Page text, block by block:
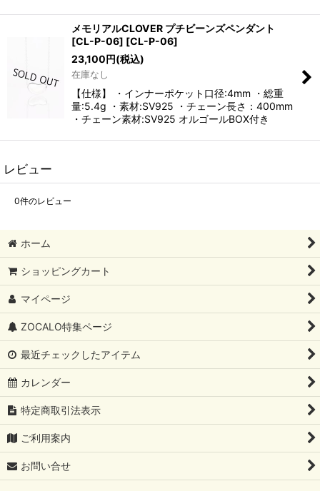
メモリアルCLOVER プチビーンズペンダント
[CL-P-06] [CL-P-06]
23,100円(税込)
在庫なし
【仕様】 ・インナーポケット口径:4mm ・総重
量:5.4g ・素材:SV925 ・チェーン長さ：400mm
・チェーン素材:SV925 オルゴールBOX付き
レビュー
0件のレビュー
ホーム
ショッピングカート
マイページ
ZOCALO特集ページ
最近チェックしたアイテム
カレンダー
特定商取引法表示
ご利用案内
お問い合せ